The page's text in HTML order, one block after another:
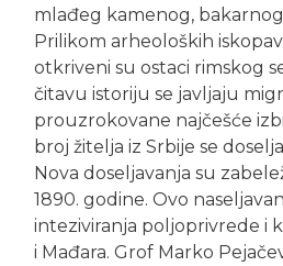
mlađeg kamenog,
Prilikom arheoloških
otkriveni su ostaci rimskog
čitavu istoriju se javljaju
prouzrokovane najčešće
broj žitelja iz Srbije se
Nova doseljavanja su
1890. godine. Ovo
inteziviranja poljoprivrede i
i Mađara. Grof Marko